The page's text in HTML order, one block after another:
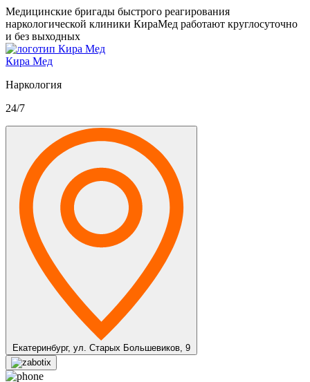
Медицинские бригады быстрого реагирования
наркологической клиники КираМед работают круглосуточно
и без выходных
Кира Мед
Наркология
24/7
Екатеринбург, ул. Старых Большевиков, 9